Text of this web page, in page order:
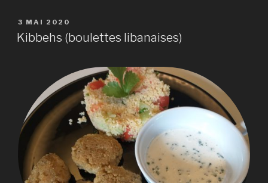
PUBLIÉ
LE
3 MAI 2020
Kibbehs (boulettes libanaises)